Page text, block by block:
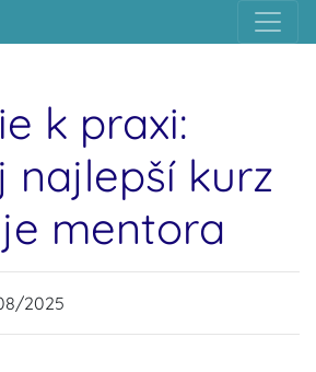
k praxi:
najlepší kurz
mentora
2025